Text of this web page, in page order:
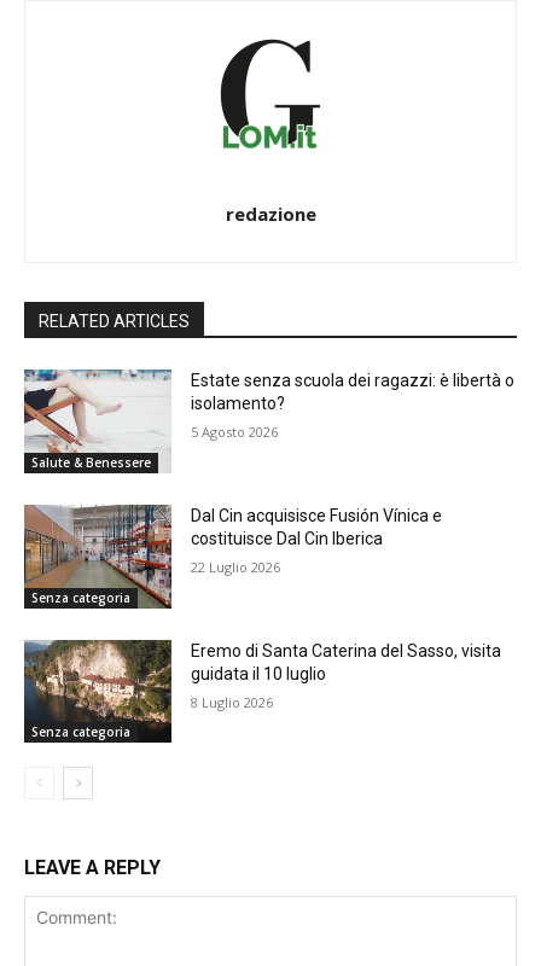
redazione
RELATED ARTICLES
Salute & Benessere
Estate senza scuola dei ragazzi: è libertà o
isolamento?
5 Agosto 2026
Senza categoria
Dal Cin acquisisce Fusión Vínica e
costituisce Dal Cin Iberica
22 Luglio 2026
Senza categoria
Eremo di Santa Caterina del Sasso, visita
guidata il 10 luglio
8 Luglio 2026
LEAVE A REPLY